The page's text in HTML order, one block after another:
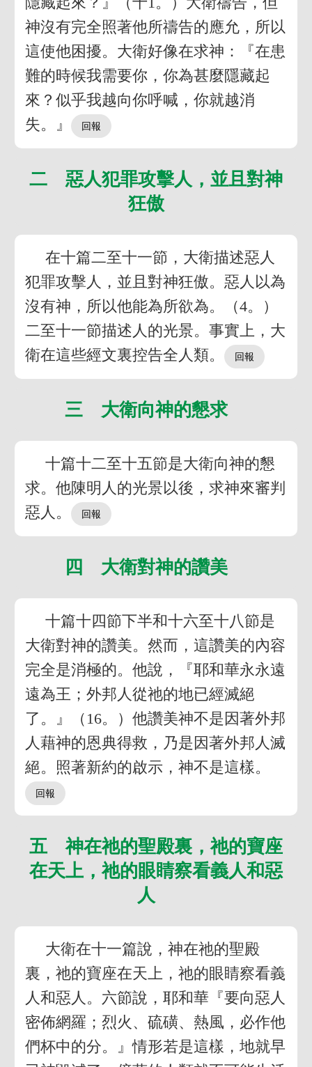
神沒有完全照著他所禱告的應允，所以
這使他困擾。大衛好像在求神：『在患
難的時候我需要你，你為甚麼隱藏起
來？似乎我越向你呼喊，你就越消
失。』
二 惡人犯罪攻擊人，並且對神
狂傲
在十篇二至十一節，大衛描述惡人
犯罪攻擊人，並且對神狂傲。惡人以為
沒有神，所以他能為所欲為。（4。）
二至十一節描述人的光景。事實上，大
衛在這些經文裏控告全人類。
三 大衛向神的懇求
十篇十二至十五節是大衛向神的懇
求。他陳明人的光景以後，求神來審判
惡人。
四 大衛對神的讚美
十篇十四節下半和十六至十八節是
大衛對神的讚美。然而，這讚美的內容
完全是消極的。他說，『耶和華永永遠
遠為王；外邦人從祂的地已經滅絕
了。』（16。）他讚美神不是因著外邦
人藉神的恩典得救，乃是因著外邦人滅
絕。照著新約的啟示，神不是這樣。
五 神在祂的聖殿裏，祂的寶座
在天上，祂的眼睛察看義人和惡
人
大衛在十一篇說，神在祂的聖殿
裏，祂的寶座在天上，祂的眼睛察看義
人和惡人。六節說，耶和華『要向惡人
密佈網羅；烈火、硫磺、熱風，必作他
們杯中的分。』情形若是這樣，地就早